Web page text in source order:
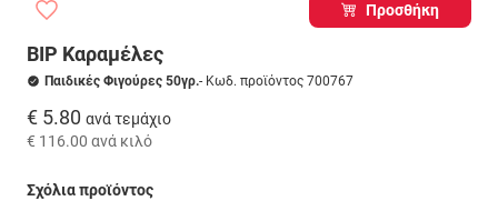
Προσθήκη
BIP Καραμέλες
Παιδικές Φιγούρες 50γρ.- Κωδ. προϊόντος 700767
€ 5.80 ανά τεμάχιο
€ 116.00 ανά κιλό
Σχόλια προϊόντος